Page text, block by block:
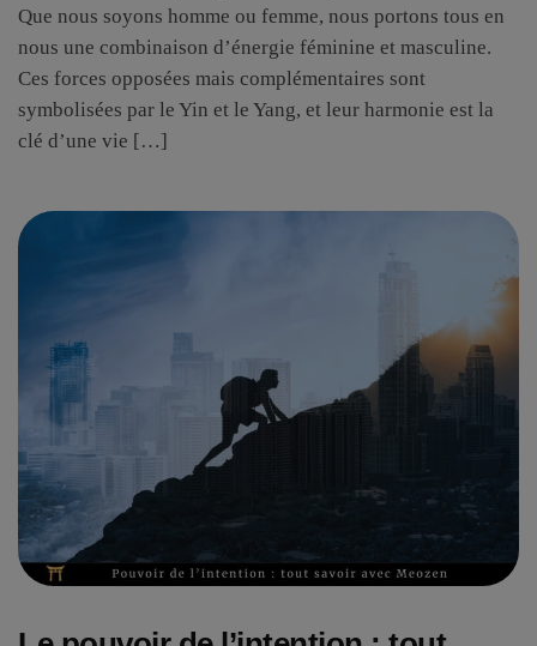
Que nous soyons homme ou femme, nous portons tous en
nous une combinaison d’énergie féminine et masculine.
Ces forces opposées mais complémentaires sont
symbolisées par le Yin et le Yang, et leur harmonie est la
clé d’une vie […]